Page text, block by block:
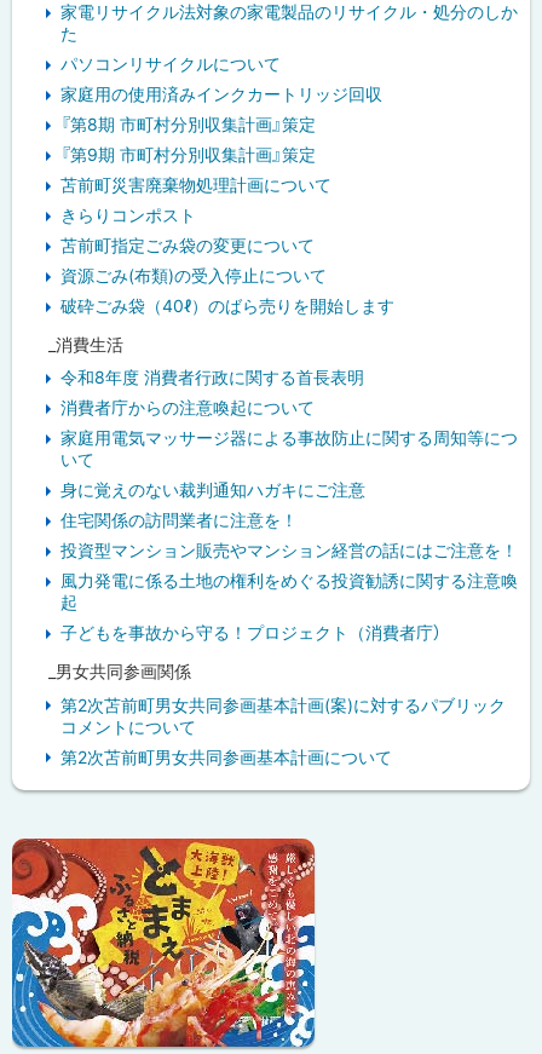
家電リサイクル法対象の家電製品のリサイクル・処分のしか
た
パソコンリサイクルについて
家庭用の使用済みインクカートリッジ回収
『第8期 市町村分別収集計画』策定
『第9期 市町村分別収集計画』策定
苫前町災害廃棄物処理計画について
きらりコンポスト
苫前町指定ごみ袋の変更について
資源ごみ(布類)の受入停止について
破砕ごみ袋（40ℓ）のばら売りを開始します
_消費生活
令和8年度 消費者行政に関する首長表明
消費者庁からの注意喚起について
家庭用電気マッサージ器による事故防止に関する周知等につ
いて
身に覚えのない裁判通知ハガキにご注意
住宅関係の訪問業者に注意を！
投資型マンション販売やマンション経営の話にはご注意を！
風力発電に係る土地の権利をめぐる投資勧誘に関する注意喚
起
子どもを事故から守る！プロジェクト（消費者庁）
_男女共同参画関係
第2次苫前町男女共同参画基本計画(案)に対するパブリック
コメントについて
第2次苫前町男女共同参画基本計画について
ッ
ク
ア
ッ
プ